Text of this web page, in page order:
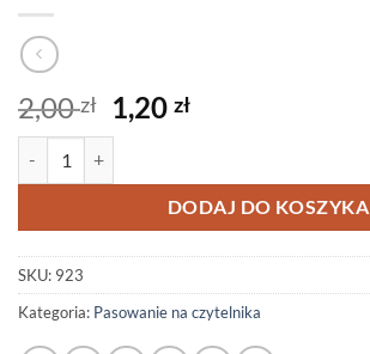
2,00zł
Pierwotna
cena
2,00 zł.
1,20złAktualna
1,20 zł.
DODAJ DO KOSZYKA
SKU: 923
Kategoria: Pasowanie na czytelnika